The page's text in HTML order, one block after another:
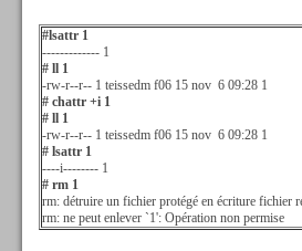
#lsattr 1
------------- 1
# ll 1
-rw-r--r-- 1 teissedm f06 15 nov 6 09:28 1
# chattr +i 1
# ll 1
-rw-r--r-- 1 teissedm f06 15 nov 6 09:28 1
# lsattr 1
----i-------- 1
# rm 1
rm: détruire un fichier protégé en écriture fichier
rm: ne peut enlever `1': Opération non permise